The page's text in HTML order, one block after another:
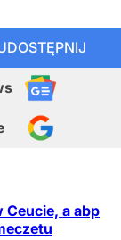
Ceucie, a abp